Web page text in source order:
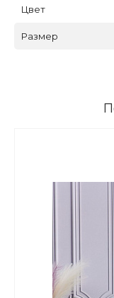
Цвет
Размер